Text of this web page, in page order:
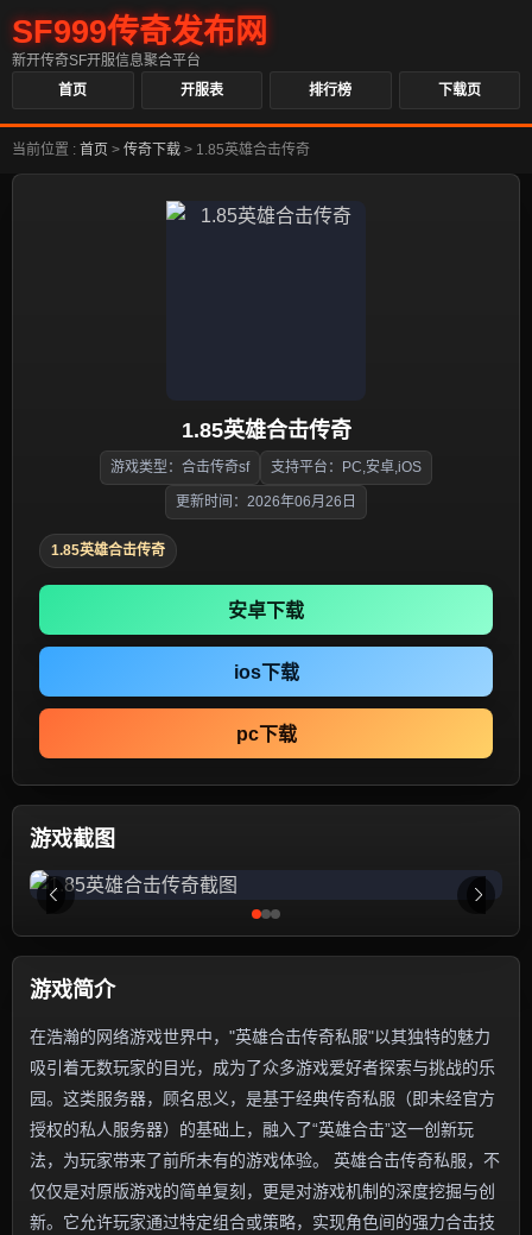
SF999传奇发布网
新开传奇SF开服信息聚合平台
首页
开服表 排行榜 下载页
当前位置 : 首页 > 传奇下载 > 1.85英雄合击传奇
1.85英雄合击传奇
游戏类型：合击传奇sf 支持平台：PC,安卓,iOS
更新时间：2026年06月26日
1.85英雄合击传奇
安卓下载
ios下载
pc下载
游戏截图
游戏简介
在浩瀚的网络游戏世界中，"英雄合击传奇私服"以其独特的魅力
吸引着无数玩家的目光，成为了众多游戏爱好者探索与挑战的乐
园。这类服务器，顾名思义，是基于经典传奇私服（即未经官方
授权的私人服务器）的基础上，融入了“英雄合击”这一创新玩
法，为玩家带来了前所未有的游戏体验。 英雄合击传奇私服，不
仅仅是对原版游戏的简单复刻，更是对游戏机制的深度挖掘与创
新。它允许玩家通过特定组合或策略，实现角色间的强力合击技